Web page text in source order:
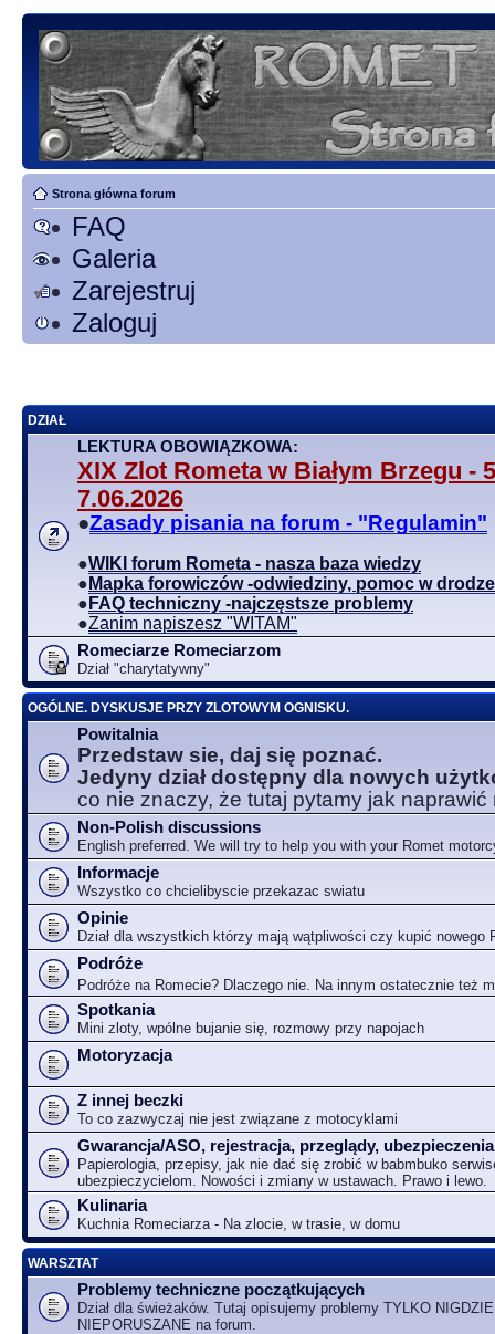
Strona główna forum
FAQ
Galeria
Zarejestruj
Zaloguj
DZIAŁ
LEKTURA OBOWIĄZKOWA:
XIX Zlot Rometa w Białym Brzegu -
7.06.2026
●Zasady pisania na forum - "Regulamin"
●WIKI forum Rometa - nasza baza wiedzy
● Mapka forowiczów -odwiedziny, pomoc w drodze
● FAQ techniczny -najczęstsze problemy
●Zanim napiszesz "WITAM"
Romeciarze Romeciarzom
Dział "charytatywny"
OGÓLNE. DYSKUSJE PRZY ZLOTOWYM OGNISKU.
Powitalnia
Przedstaw sie, daj się poznać.
Jedyny dział dostępny dla nowych
co nie znaczy, że tutaj pytamy jak naprawić
Non-Polish discussions
English preferred. We will try to help you with your Romet
Informacje
Wszystko co chcielibyscie przekazac swiatu
Opinie
Dział dla wszystkich którzy mają wątpliwości czy kupić nowego
Podróże
Podróże na Romecie? Dlaczego nie. Na innym ostatecznie też
Spotkania
Mini zloty, wpólne bujanie się, rozmowy przy napojach
Motoryzacja
Z innej beczki
To co zazwyczaj nie jest związane z motocyklami
Gwarancja/ASO, rejestracja, przeglądy,
Papierologia, przepisy, jak nie dać się zrobić w babmbuko
ubezpieczycielom. Nowości i zmiany w ustawach. Prawo i lewo.
Kulinaria
Kuchnia Romeciarza - Na zlocie, w trasie, w domu
WARSZTAT
Problemy techniczne początkujących
Dział dla świeżaków. Tutaj opisujemy problemy TYLKO NIGDZIE
NIEPORUSZANE na forum.